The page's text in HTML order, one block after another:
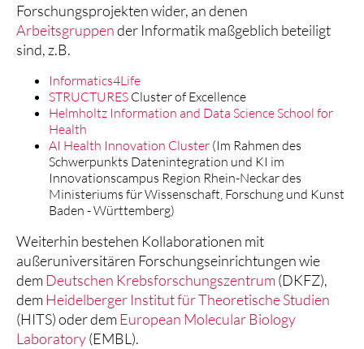
Forschungsprojekten wider, an denen
Arbeitsgruppender Informatik maßgeblich beteiligt
sind, z.B.
Informatics4Life
STRUCTURES Cluster of Excellence
Helmholtz Information and Data Science School for
Health
AI Health Innovation Cluster (Im Rahmen des
Schwerpunkts Datenintegration und KI im
Innovationscampus Region Rhein-Neckar des
Ministeriums für Wissenschaft, Forschung und Kunst
Baden - Württemberg)
Weiterhin bestehen Kollaborationen mit
außeruniversitären Forschungseinrichtungen wie
demDeutschen Krebsforschungszentrum(DKFZ),
demHeidelberger Institut für Theoretische Studien
(HITS) oder demEuropean Molecular Biology
Laboratory(EMBL).